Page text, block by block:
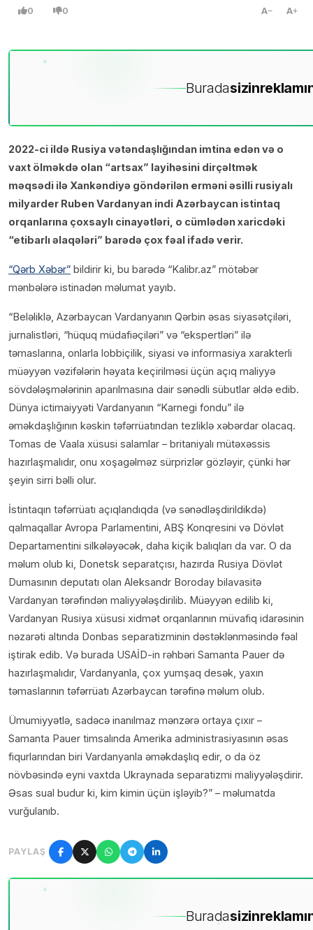
0 0 A A
Buradasizin
2022-ci ildə Rusiya vətəndaşlığından imtina edən və o
vaxt ölməkdə olan “artsax” layihəsini dirçəltmək
məqsədi ilə Xankəndiyə göndərilən erməni əsilli rusiyalı
milyarder Ruben Vardanyan indi Azərbaycan istintaq
orqanlarına çoxsaylı cinayətləri, o cümlədən xaricdəki
“etibarlı əlaqələri” barədə çox fəal ifadə verir.
“Qərb Xəbər” bildirir ki, bu barədə “Kalibr.az” mötəbər
mənbələrə istinadən məlumat yayıb.
“Beləliklə, Azərbaycan Vardanyanın Qərbin əsas siyasətçiləri,
jurnalistləri, “hüquq müdafiəçiləri” və “ekspertləri” ilə
təmaslarına, onlarla lobbiçilik, siyasi və informasiya xarakterli
müəyyən vəzifələrin həyata keçirilməsi üçün açıq maliyyə
sövdələşmələrinin aparılmasına dair sənədli sübutlar əldə edib.
Dünya ictimaiyyəti Vardanyanın “Karnegi fondu” ilə
əməkdaşlığının kəskin təfərrüatından tezliklə xəbərdar olacaq.
Tomas de Vaala xüsusi salamlar – britaniyalı mütəxəssis
hazırlaşmalıdır, onu xoşagəlməz sürprizlər gözləyir, çünki hər
şeyin sirri bəlli olur.
İstintaqın təfərrüatı açıqlandıqda (və sənədləşdirildikdə)
qalmaqallar Avropa Parlamentini, ABŞ Konqresini və Dövlət
Departamentini silkələyəcək, daha kiçik balıqları da var. O da
məlum olub ki, Donetsk separatçısı, hazırda Rusiya Dövlət
Dumasının deputatı olan Aleksandr Boroday bilavasitə
Vardanyan tərəfindən maliyyələşdirilib. Müəyyən edilib ki,
Vardanyan Rusiya xüsusi xidmət orqanlarının müvafiq idarəsinin
nəzarəti altında Donbas separatizminin dəstəklənməsində fəal
iştirak edib. Və burada USAİD-in rəhbəri Samanta Pauer də
hazırlaşmalıdır, Vardanyanla, çox yumşaq desək, yaxın
təmaslarının təfərrüatı Azərbaycan tərəfinə məlum olub.
Ümumiyyətlə, sadəcə inanılmaz mənzərə ortaya çıxır –
Samanta Pauer timsalında Amerika administrasiyasının əsas
fiqurlarından biri Vardanyanla əməkdaşlıq edir, o da öz
növbəsində eyni vaxtda Ukraynada separatizmi maliyyələşdirir.
Əsas sual budur ki, kim kimin üçün işləyib?” – məlumatda
vurğulanıb.
PAYLAŞ
Buradasizin